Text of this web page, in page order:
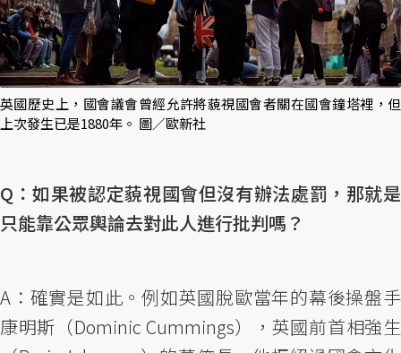
英國歷史上，國會議會曾經允許將藐視國會者關在國會鐘塔裡，但
上次發生已是1880年。 圖／歐新社
Q：如果被認定藐視國會但沒有辦法處罰，那就是
只能靠公眾輿論去對此人進行批判嗎？
A：確實是如此。例如英國脫歐當年的幕後操盤手
康明斯（Dominic Cummings），英國前首相強生